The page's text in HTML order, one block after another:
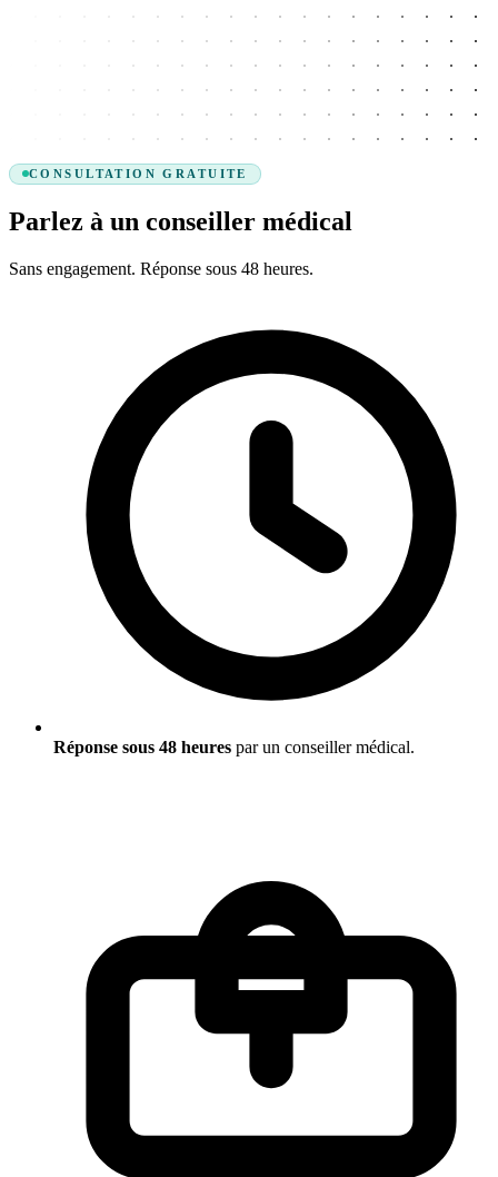
CONSULTATION GRATUITE
Parlez à un conseiller médical
Sans engagement. Réponse sous 48 heures.
Réponse sous 48 heures par un conseiller médical.